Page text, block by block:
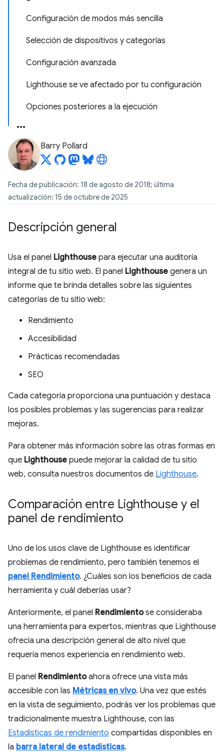
Configuración de modos más sencilla
Selección de dispositivos y categorías
Configuración avanzada
Lighthouse se ve afectado por tu configuración
Opciones posteriores a la ejecución
Barry Pollard
Fecha de publicación: 18 de agosto de 2018; última
actualización: 15 de octubre de 2025
Descripción general
Usa el panel Lighthouse para ejecutar una auditoría
integral de tu sitio web. El panel Lighthouse genera un
informe que te brinda detalles sobre las siguientes
categorías de tu sitio web:
Rendimiento
Accesibilidad
Prácticas recomendadas
SEO
Cada categoría proporciona una puntuación y destaca
los posibles problemas y las sugerencias para realizar
mejoras.
Para obtener más información sobre las otras formas en
que Lighthouse puede mejorar la calidad de tu sitio
web, consulta nuestros documentos de Lighthouse.
Comparación entre Lighthouse y el
panel de rendimiento
Uno de los usos clave de Lighthouse es identificar
problemas de rendimiento, pero también tenemos el
panel Rendimiento. ¿Cuáles son los beneficios de cada
herramienta y cuál deberías usar?
Anteriormente, el panel Rendimientose consideraba
una herramienta para expertos, mientras que Lighthouse
ofrecía una descripción general de alto nivel que
requería menos experiencia en rendimiento web.
El panel Rendimientoahora ofrece una vista más
accesible con las Métricas en vivo. Una vez que estés
en la vista de seguimiento, podrás ver los problemas que
tradicionalmente muestra Lighthouse, con las
Estadísticas de rendimiento compartidas disponibles en
la barra lateral de estadísticas.